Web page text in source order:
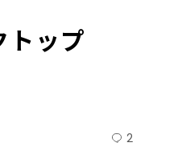
トップ
2